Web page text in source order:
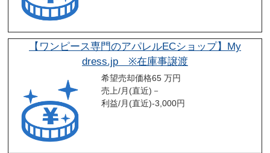
【ワンピース専門のアパレルECショップ】My
dress.jp ※在庫事譲渡
希望売却価格65 万円
売上/月(直近) －
利益/月(直近)-3,000円